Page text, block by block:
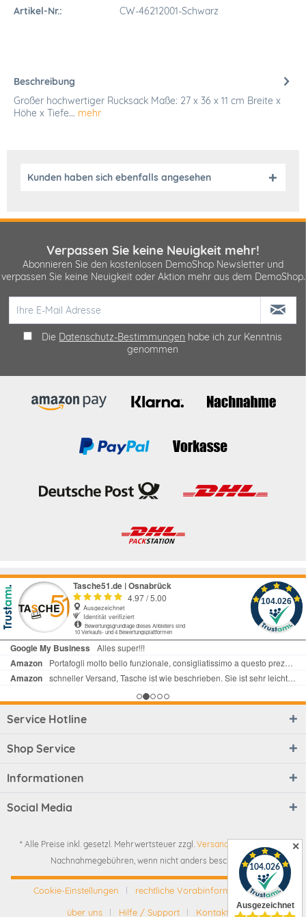
Artikel-Nr.: CW-46212001-Schwarz
Beschreibung
Großer hochwertiger Rucksack Maße: 27 x 36 x 11 cm Breite x
Höhe x Tiefe... mehr
Kunden haben sich ebenfalls angesehen
✕
Verpassen Sie keine Neuigkeit mehr!
Abonnieren Sie den kostenlosen DemoShop Newsletter und
verpassen Sie keine Neuigkeit oder Aktion mehr aus dem DemoShop.
Die Datenschutz-Bestimmungen habe ich zur Kenntnis
genommen
Service Hotline
Shop Service
Informationen
Social Media
* Alle Preise inkl. gesetzl. Mehrwertsteuer zzgl. Versandkosten
Nachnahmegebühren, wenn nicht anders beschrieben
Cookie-Einstellungen
rechtliche Vorabinformationen
über uns
Hilfe / Support Kontakt